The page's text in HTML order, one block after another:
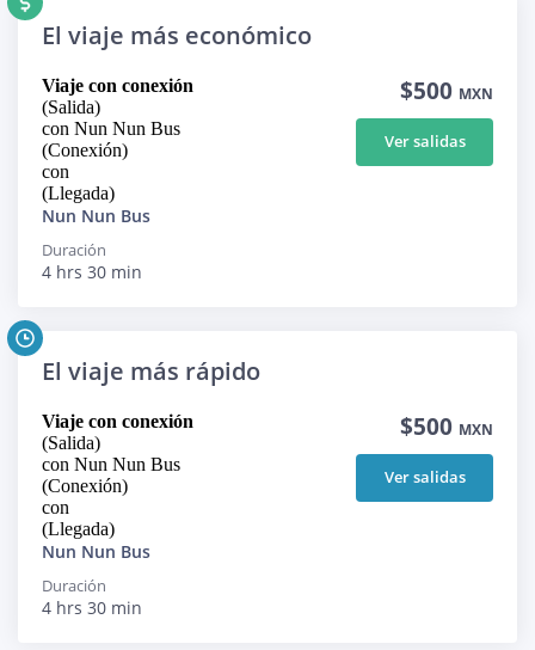
El viaje más económico
Viaje con conexión
(Salida)
con Nun Nun Bus
(Conexión)
con
(Llegada)
Nun Nun Bus
Duración
4 hrs 30 min
$500 MXN
Ver salidas
El viaje más rápido
Viaje con conexión
(Salida)
con Nun Nun Bus
(Conexión)
con
(Llegada)
Nun Nun Bus
Duración
4 hrs 30 min
$500 MXN
Ver salidas